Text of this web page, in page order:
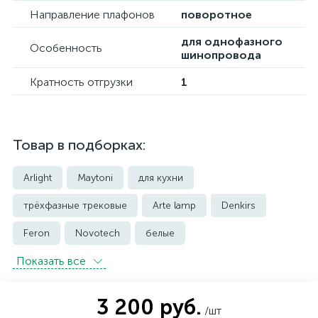
Направление плафонов поворотное
Особенность
для однофазного
шинопровода
Кратность отгрузки
1
Товар в подборках:
Arlight Maytoni для кухни
трёхфазные трековые Arte lamp Denkirs
Feron Novotech белые
встраиваемые трековые
Показать всe
3 200 руб. /шт